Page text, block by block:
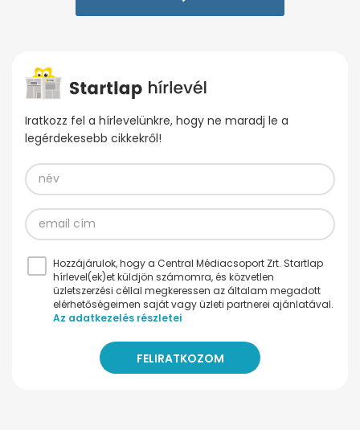
Iratkozz fel a hírlevelünkre, hogy ne maradj le a
legérdekesebb cikkekről!
Hozzájárulok, hogy a Central Médiacsoport Zrt. Startlap
hírlevel(ek)et küldjön számomra, és közvetlen
üzletszerzési céllal megkeressen az általam megadott
elérhetőségeimen saját vagy üzleti partnerei ajánlatával.
Az adatkezelés részletei